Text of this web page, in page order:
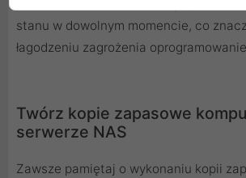
stanu w dowolnym momencie, co
łagodzeniu zagrożenia
Twórz kopie zapasowe
serwerze NAS
Zawsze pamiętaj o wykonaniu kopii